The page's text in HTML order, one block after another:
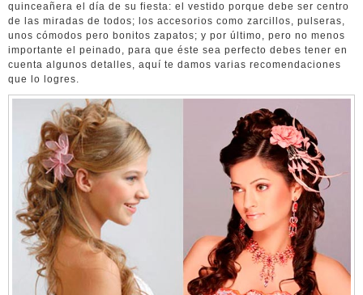
quinceañera el día de su fiesta: el vestido porque debe ser centro
de las miradas de todos; los accesorios como zarcillos, pulseras,
unos cómodos pero bonitos zapatos; y por último, pero no menos
importante el peinado, para que éste sea perfecto debes tener en
cuenta algunos detalles, aquí te damos varias recomendaciones
que lo logres.